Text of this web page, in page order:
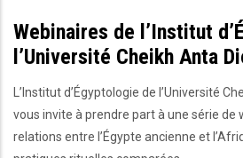
Webinaires de l’Institut
l’Université Cheikh Anta
L’Institut d’Égyptologie de l’Université
vous invite à prendre part à une série de
relations entre l’Égypte ancienne et